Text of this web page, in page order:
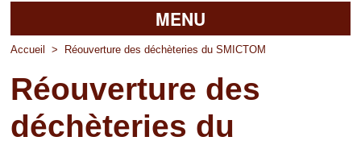
MENU
Accueil
La mairie
Découvrir Pierrefitte
Accueil > Réouverture des déchèteries du SMICTOM
Réouverture des
déchèteries du